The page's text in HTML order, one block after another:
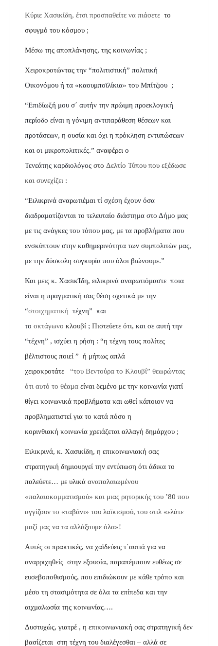
Κύριε Χασικίδη, έτσι προσπαθείτε να πιάσετε το
σφυγμό του κόσμου ;
Μέσω της αποπλάνησης, της κοινωνίας ;
Χειροκροτώντας την “πολιτιστική” πολιτική
Οικονόμου ή τα «καουμποϊλίκια» του Μπίτζιου ;
“Επιδίωξή μου σ΄ αυτήν την πρώιμη προεκλογική
περίοδο είναι η γόνιμη αντιπαράθεση θέσεων και
προτάσεων, η ουσία και όχι η πρόκληση εντυπώσεων
και οι μικροπολιτικές.” αναφέρει ο
Τενεάτης καρδιολόγος στο Δελτίο Τύπου που εξέδωσε
και συνεχίζει :
“Ειλικρινά αναρωτιέμαι τί σχέση έχουν όσα
διαδραματίζονται το τελευταίο διάστημα στο Δήμο μας
με τις ανάγκες του τόπου μας, με τα προβλήματα που
ενσκύπτουν στην καθημερινότητα των συμπολιτών μας,
με την δύσκολη συγκυρία που όλοι βιώνουμε.”
Και μεις κ. ΧασικΊδη, ειλικρινά αναρωτιόμαστε ποια
είναι η πραγματική σας θέση σχετικά με την
“στοιχηματική τέχνη” και
το οκτάγωνο κλουβί ; Πιστεύετε ότι, και σε αυτή την
“τέχνη” , ισχύει η ρήση : “η τέχνη τους πολίτες
βέλτιστους ποιεί ” ή μήπως απλά
χειροκροτάτε
“του Βεντούρα το Κλουβί” θεωρώντας
ότι αυτό το θέαμα είναι δεμένο με την κοινωνία γιατί
θίγει κοινωνικά προβλήματα και ωθεί κάποιον να
προβληματιστεί για το κατά πόσο η
κορινθιακή κοινωνία χρειάζεται αλλαγή δημάρχου ;
Ειλικρινά, κ. Χασικίδη, η επικοινωνιακή σας
στρατηγική δημιουργεί την εντύπωση ότι άδικα το
παλεύετε… με υλικά αναπαλαιωμένου
«παλαιοκομματισμού» και μιας ρητορικής του ’80 που
αγγίζουν το «ταβάνι» του λαϊκισμού, του στιλ «ελάτε
μαζί μας να τα αλλάξουμε όλα»!
Αυτές οι πρακτικές, να χαϊδεύεις τ΄αυτιά για να
αναρριχηθείς στην εξουσία, παραπέμπουν ευθέως σε
ευσεβοποθισμούς, που επιδιώκουν με κάθε τρόπο και
μέσο τη στασιμότητα σε όλα τα επίπεδα και την
αιχμαλωσία της κοινωνίας….
Δυστυχώς, γιατρέ , η επικοινωνιακή σας στρατηγική δεν
βασίζεται στη τέχνη του διαλέγεσθαι – αλλά σε